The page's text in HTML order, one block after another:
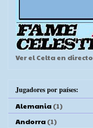
Ver el Celta en directo
Jugadores por países:
Alemania (1)
Andorra (1)